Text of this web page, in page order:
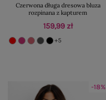
Czerwona długa dresowa bluza
rozpinana z kapturem
159,99 zł
+5
-18%